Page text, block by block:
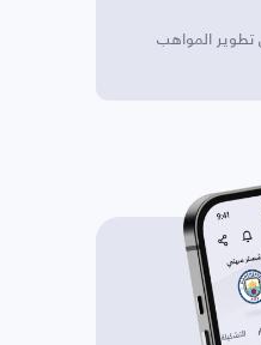
المواهب